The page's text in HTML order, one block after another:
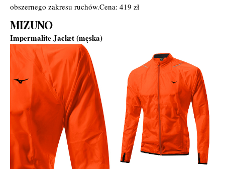
obszernego zakresu ruchów.Cena: 419 zł
MIZUNO
Impermalite Jacket (męska)